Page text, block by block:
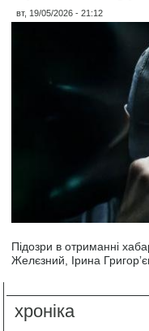
вт, 19/05/2026 - 21:12
Підозри в отриманні
Желєзний, Ірина
хроніка